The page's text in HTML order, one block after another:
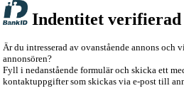
Indentitet verifierad
Är du intresserad av ovanstående annons och
annonsören?
Fyll i nedanstående formulär och skicka ett
kontaktuppgifter som skickas via e-post till